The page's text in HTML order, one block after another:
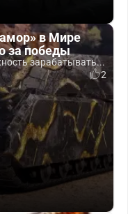
в Мире
за победы
зарабатывать...
2